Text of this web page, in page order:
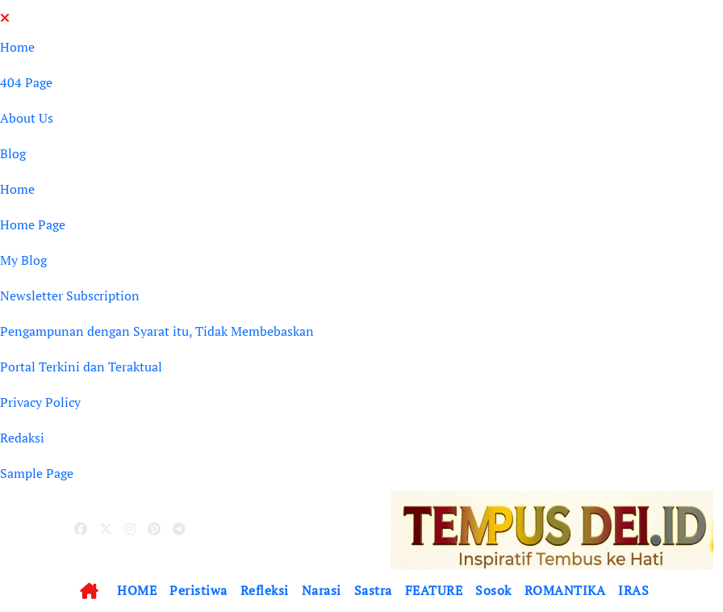
Skip
to
Home
404 Page
About Us
Blog
Home
Home Page
My Blog
Newsletter Subscription
Pengampunan dengan Syarat itu, Tidak Membebaskan
Portal Terkini dan Teraktual
Privacy Policy
Redaksi
Sample Page
HOME Peristiwa Refleksi Narasi Sastra FEATURE Sosok ROMANTIKA IRAS